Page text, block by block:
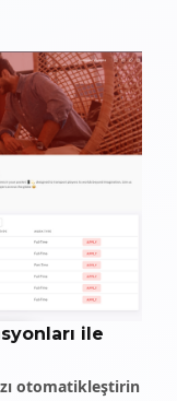
ile
otomatikleştirin